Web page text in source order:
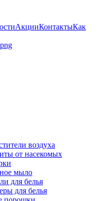
АкцииКонтактыКак
воздуха
от насекомых
мыло
для белья
для белья